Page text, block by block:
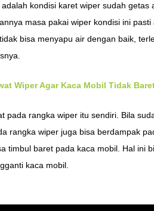
kondisi karet wiper sudah
masa pakai wiper kondisi ini
bisa menyapu air dengan baik,
Wiper Agar Kaca Mobil Tidak
pada rangka wiper itu sendiri. Bila
rangka wiper juga bisa berdampak
timbul baret pada kaca mobil. Hal ini
kaca mobil.